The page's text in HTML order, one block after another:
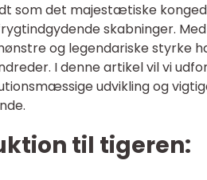
som det majestætiske
skabninger.
og legendariske styrke
I denne artikel vil vi
udvikling og
til tigeren: